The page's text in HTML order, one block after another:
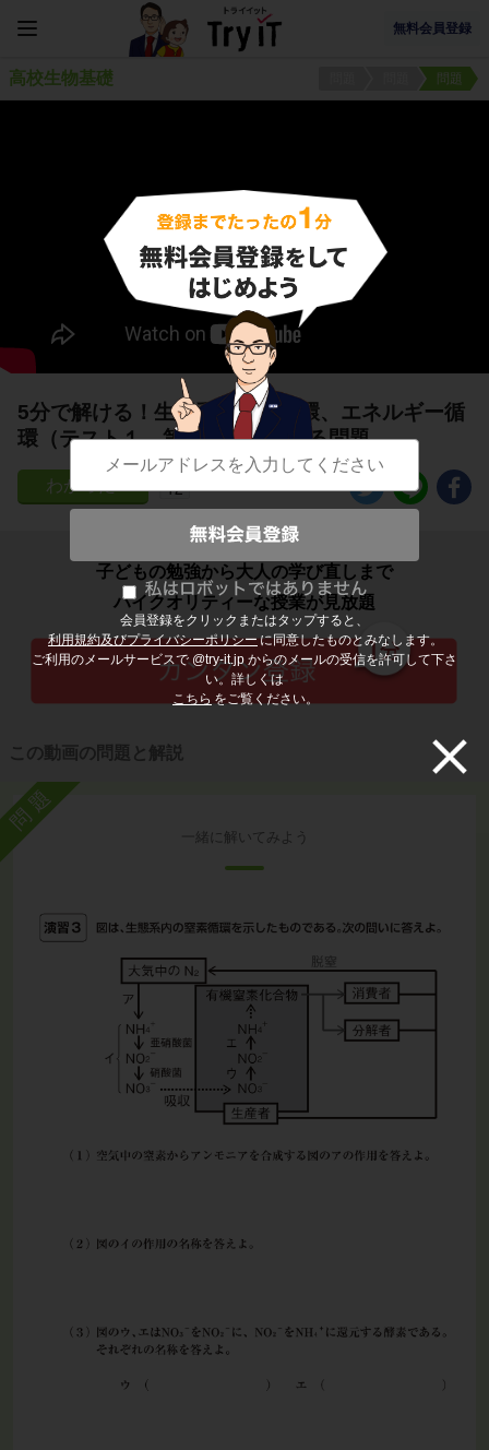
無料会員登録
会員登録をクリックまたはタップすると、
利用規約及びプライバシーポリシーに同意したものとみなします。
ご利用のメールサービスで @try-it.jp からのメールの受信を許可して下さ
い。詳しくは
こちら をご覧ください。
高校生物基礎 問題
5分で解ける！生態系と物質循環、エネルギー循
環（テスト１、第３問）に関する問題
12
子どもの勉強から大人の学び直しまで
ハイクオリティーな授業が見放題
この動画の問題と解説
問題
一緒に解いてみよう